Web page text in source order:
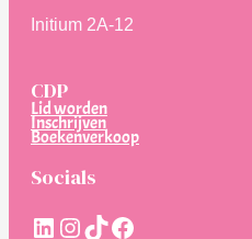
Initium 2A-12
CDP
Lid worden
Inschrijven
Boekenverkoop
Socials
LinkedIn
Instagram
TikTokFacebook